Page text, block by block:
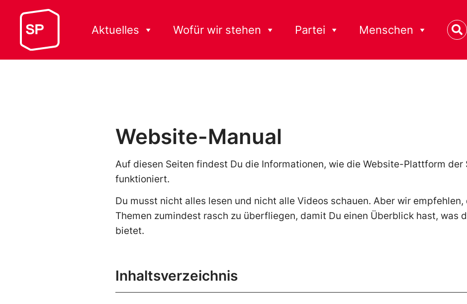
Aktuelles Wofür wir stehen Partei Menschen
Website-Manual
Auf diesen Seiten findest Du die Informationen, wie die Website-Plattform der
funktioniert.
Du musst nicht alles lesen und nicht alle Videos schauen. Aber wir empfehlen,
Themen zumindest rasch zu überfliegen, damit Du einen Überblick hast, was
bietet.
Inhaltsverzeichnis